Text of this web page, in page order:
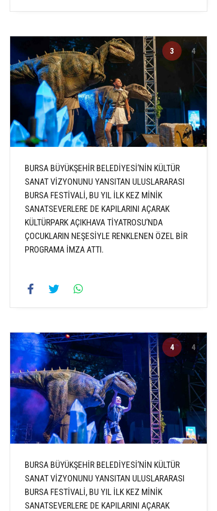
3 4
BURSA BÜYÜKŞEHİR BELEDİYESİ’NİN KÜLTÜR
SANAT VİZYONUNU YANSITAN ULUSLARARASI
BURSA FESTİVALİ, BU YIL İLK KEZ MİNİK
SANATSEVERLERE DE KAPILARINI AÇARAK
KÜLTÜRPARK AÇIKHAVA TİYATROSU’NDA
ÇOCUKLARIN NEŞESİYLE RENKLENEN ÖZEL BİR
PROGRAMA İMZA ATTI.
4 4
BURSA BÜYÜKŞEHİR BELEDİYESİ’NİN KÜLTÜR
SANAT VİZYONUNU YANSITAN ULUSLARARASI
BURSA FESTİVALİ, BU YIL İLK KEZ MİNİK
SANATSEVERLERE DE KAPILARINI AÇARAK